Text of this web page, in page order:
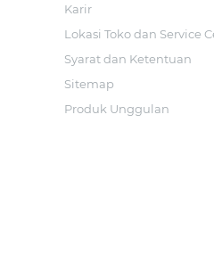
Karir
Lokasi Toko dan Service
Syarat dan Ketentuan
Sitemap
Produk Unggulan